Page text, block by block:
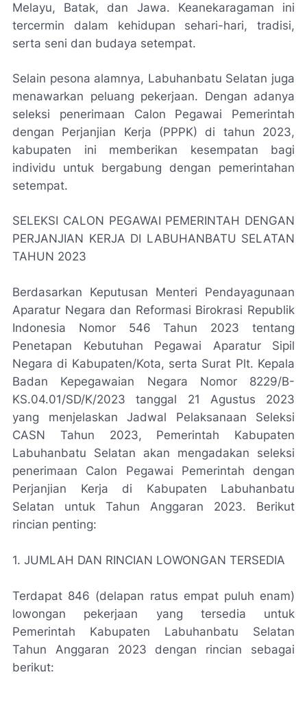
Melayu, Batak, dan Jawa. Keanekaragaman ini
tercermin dalam kehidupan sehari-hari, tradisi,
serta seni dan budaya setempat.
Selain pesona alamnya, Labuhanbatu Selatan juga
menawarkan peluang pekerjaan. Dengan adanya
seleksi penerimaan Calon Pegawai Pemerintah
dengan Perjanjian Kerja (PPPK) di tahun 2023,
kabupaten ini memberikan kesempatan bagi
individu untuk bergabung dengan pemerintahan
setempat.
SELEKSI CALON PEGAWAI PEMERINTAH DENGAN
PERJANJIAN KERJA DI LABUHANBATU SELATAN
TAHUN 2023
Berdasarkan Keputusan Menteri Pendayagunaan
Aparatur Negara dan Reformasi Birokrasi Republik
Indonesia Nomor 546 Tahun 2023 tentang
Penetapan Kebutuhan Pegawai Aparatur Sipil
Negara di Kabupaten/Kota, serta Surat Plt. Kepala
Badan Kepegawaian Negara Nomor 8229/B-
KS.04.01/SD/K/2023 tanggal 21 Agustus 2023
yang menjelaskan Jadwal Pelaksanaan Seleksi
CASN Tahun 2023, Pemerintah Kabupaten
Labuhanbatu Selatan akan mengadakan seleksi
penerimaan Calon Pegawai Pemerintah dengan
Perjanjian Kerja di Kabupaten Labuhanbatu
Selatan untuk Tahun Anggaran 2023. Berikut
rincian penting:
1. JUMLAH DAN RINCIAN LOWONGAN TERSEDIA
Terdapat 846 (delapan ratus empat puluh enam)
lowongan pekerjaan yang tersedia untuk
Pemerintah Kabupaten Labuhanbatu Selatan
Tahun Anggaran 2023 dengan rincian sebagai
berikut: